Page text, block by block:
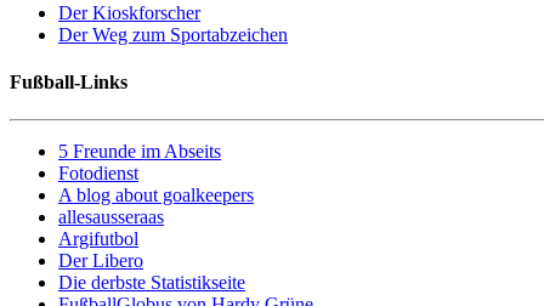
Der Kioskforscher
Der Weg zum Sportabzeichen
Fußball-Links
5 Freunde im Abseits
Fotodienst
A blog about goalkeepers
allesausseraas
Argifutbol
Der Libero
Die derbste Statistikseite